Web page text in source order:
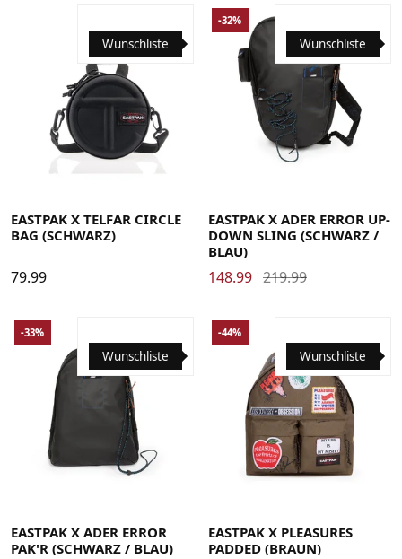
Wunschliste
EASTPAK X TELFAR CIRCLE
BAG (SCHWARZ)
79.99
Wunschliste
-32%
EASTPAK X ADER ERROR UP-
DOWN SLING (SCHWARZ /
BLAU)
148.99 219.99
Wunschliste
-33%
EASTPAK X ADER ERROR
PAK'R (SCHWARZ / BLAU)
Wunschliste
-44%
EASTPAK X PLEASURES
PADDED (BRAUN)